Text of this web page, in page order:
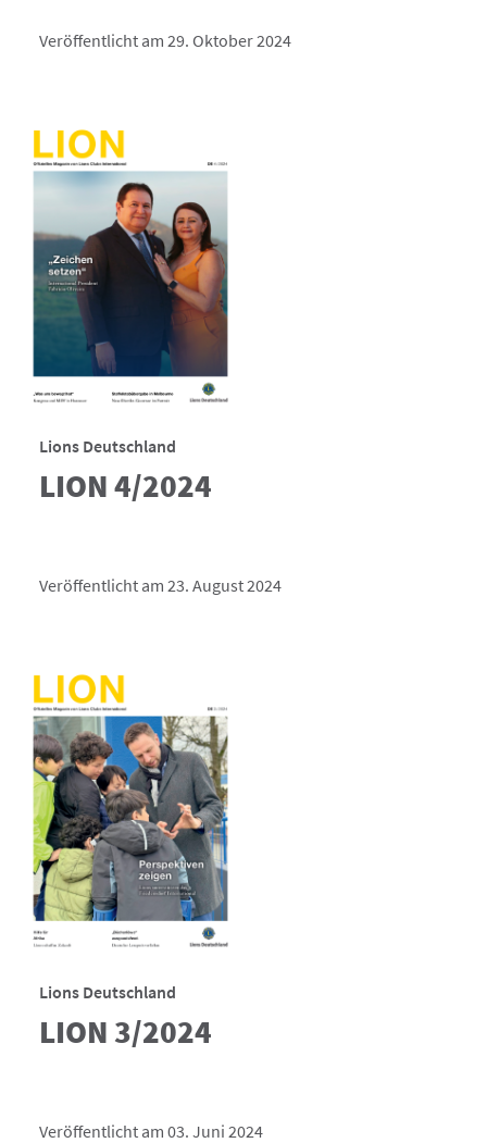
Veröffentlicht am 29. Oktober 2024
Lions Deutschland
LION 4/2024
Veröffentlicht am 23. August 2024
Lions Deutschland
LION 3/2024
Veröffentlicht am 03. Juni 2024